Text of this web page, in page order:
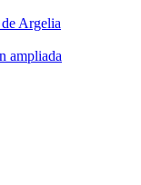
Argelia
ampliada